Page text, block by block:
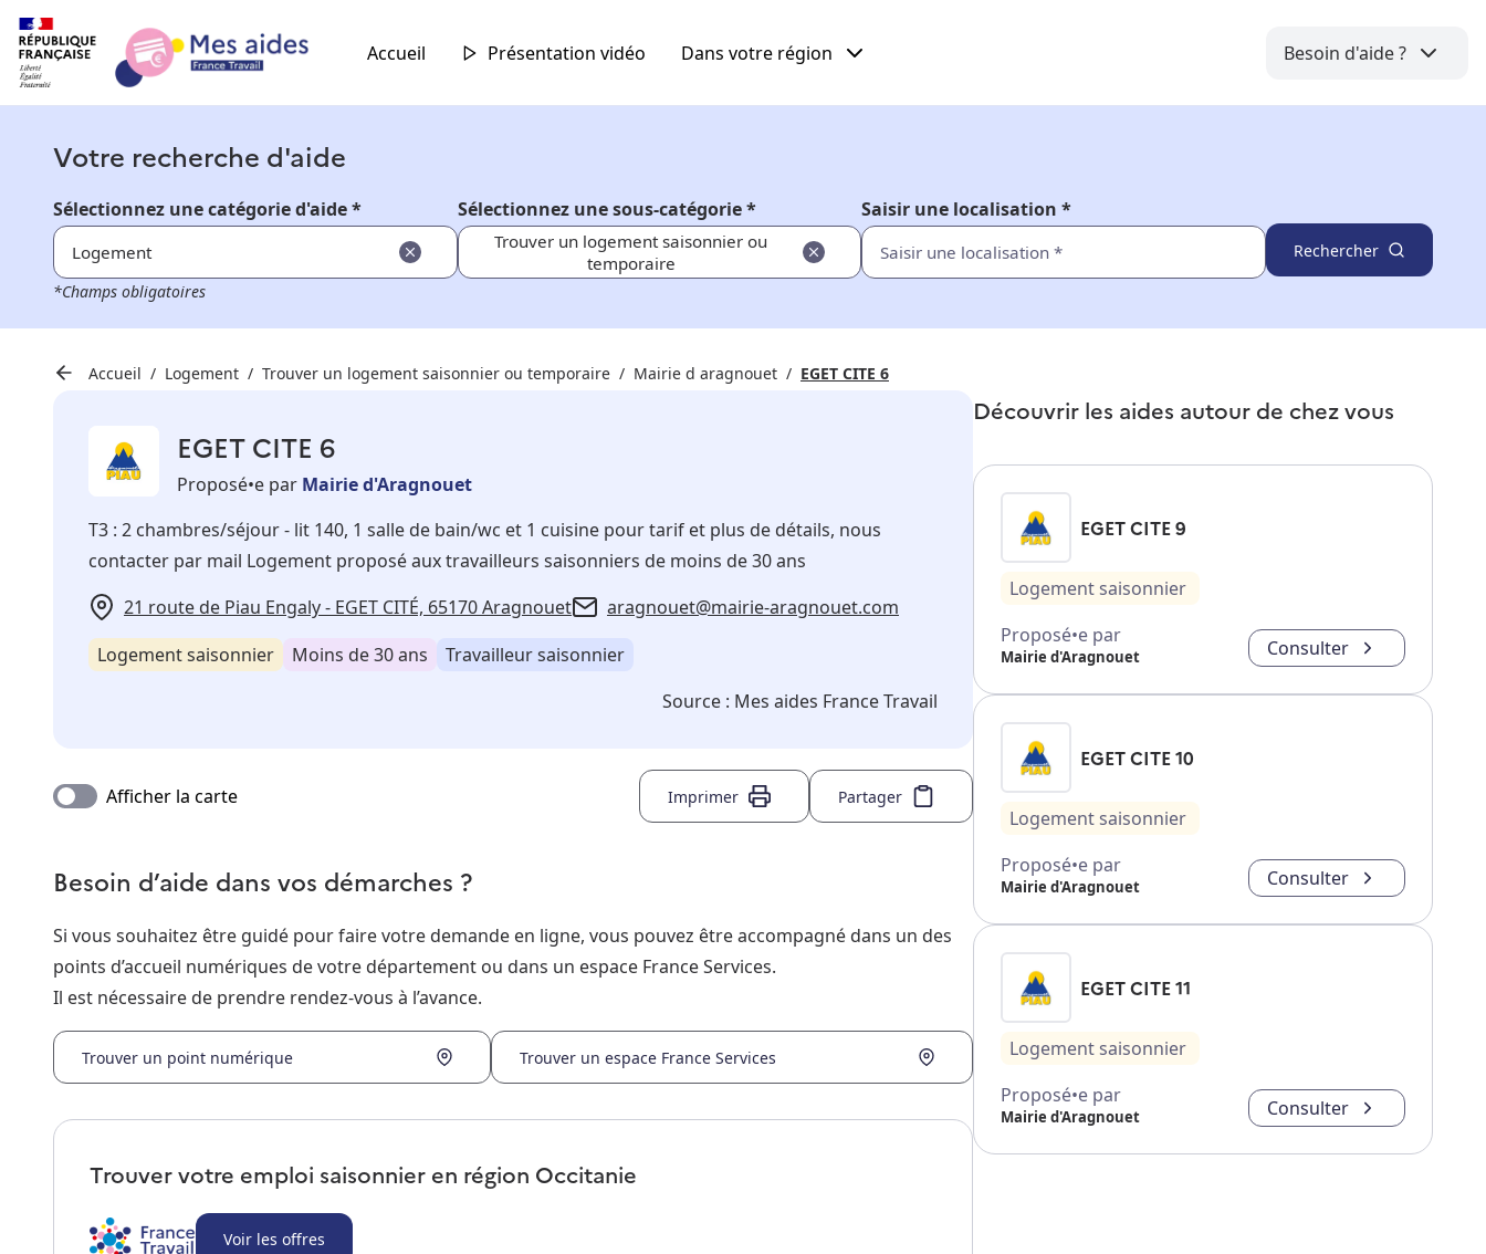
Accueil Présentation vidéo Dans votre région Besoin d'aide ?
Votre recherche d'aide
Sélectionnez une catégorie d'aide *
Logement
Sélectionnez une sous-catégorie *
Trouver un logement saisonnier ou
temporaire
Saisir une localisation *
Rechercher
*Champs obligatoires
Accueil Logement Trouver un logement saisonnier ou temporaire Mairie d aragnouet EGET CITE 6
EGET CITE 6
Proposé•e par Mairie d'Aragnouet
T3 : 2 chambres/séjour - lit 140, 1 salle de bain/wc et 1 cuisine pour tarif et plus de détails, nous
contacter par mail Logement proposé aux travailleurs saisonniers de moins de 30 ans
21 route de Piau Engaly - EGET CITÉ, 65170 Aragnouet
aragnouet@mairie-aragnouet.com
Logement saisonnier
Moins de 30 ans
Travailleur saisonnier
Source : Mes aides France Travail
Afficher la carte Imprimer Partager
Besoin d’aide dans vos démarches ?
Si vous souhaitez être guidé pour faire votre demande en ligne, vous pouvez être accompagné dans un des
points d’accueil numériques de votre département ou dans un espace France Services.
Il est nécessaire de prendre rendez-vous à l’avance.
Trouver un point numérique Trouver un espace France Services
Trouver votre emploi saisonnier en région Occitanie
Voir les offres
Découvrir les aides autour de chez vous
EGET CITE 9
Logement saisonnier
Proposé•e par
Mairie d'Aragnouet Consulter
EGET CITE 10
Logement saisonnier
Proposé•e par
Mairie d'Aragnouet Consulter
EGET CITE 11
Logement saisonnier
Proposé•e par
Mairie d'Aragnouet Consulter